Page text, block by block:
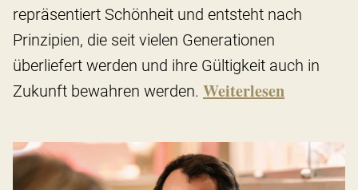
repräsentiert Schönheit und entsteht nach
Prinzipien, die seit vielen Generationen
überliefert werden und ihre Gültigkeit auch in
Zukunft bewahren werden. Weiterlesen